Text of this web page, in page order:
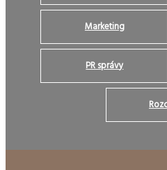
Marketing
PR správy